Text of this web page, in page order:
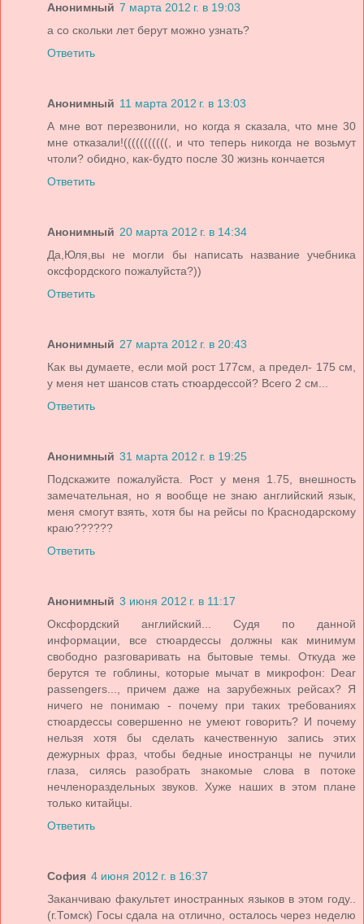
Анонимный 7 марта 2012 г. в 19:03
а со скольки лет берут можно узнать?
Ответить
Анонимный 11 марта 2012 г. в 13:03
А мне вот перезвонили, но когда я сказала, что мне 30
мне отказали!(((((((((((, и что теперь никогда не возьмут
чтоли? обидно, как-будто после 30 жизнь кончается
Ответить
Анонимный 20 марта 2012 г. в 14:34
Да,Юля,вы не могли бы написать название учебника
оксфордского пожалуйста?))
Ответить
Анонимный 27 марта 2012 г. в 20:43
Как вы думаете, если мой рост 177см, а предел- 175 см,
у меня нет шансов стать стюардессой? Всего 2 см...
Ответить
Анонимный 31 марта 2012 г. в 19:25
Подскажите пожалуйста. Рост у меня 1.75, внешность
замечательная, но я вообще не знаю английский язык,
меня смогут взять, хотя бы на рейсы по Краснодарскому
краю??????
Ответить
Анонимный 3 июня 2012 г. в 11:17
Оксфордский английский... Судя по данной
информации, все стюардессы должны как минимум
свободно разговаривать на бытовые темы. Откуда же
берутся те гоблины, которые мычат в микрофон: Dear
passengers..., причем даже на зарубежных рейсах? Я
ничего не понимаю - почему при таких требованиях
стюардессы совершенно не умеют говорить? И почему
нельзя хотя бы сделать качественную запись этих
дежурных фраз, чтобы бедные иностранцы не пучили
глаза, силясь разобрать знакомые слова в потоке
нечленораздельных звуков. Хуже наших в этом плане
только китайцы.
Ответить
София 4 июня 2012 г. в 16:37
Заканчиваю факультет иностранных языков в этом году..
(г.Томск) Госы сдала на отлично, осталось через неделю